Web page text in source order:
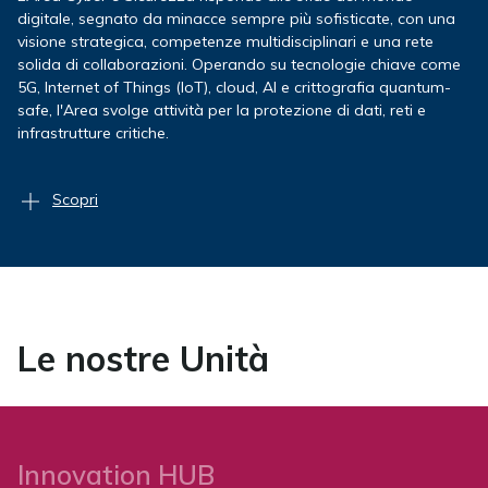
03 08 2026
ARTICOLI
FUB presentata a IEEE WoWMoM
penetrazione del…
09 07 2026
digitale, segnato da minacce sempre più sofisticate, con una
visione strategica, competenze multidisciplinari e una rete
solida di collaborazioni. Operando su tecnologie chiave come
5G, Internet of Things (IoT), cloud, AI e crittografia quantum-
safe, l'Area svolge attività per la protezione di dati, reti e
infrastrutture critiche.
Scopri
Le nostre Unità
Innovation HUB